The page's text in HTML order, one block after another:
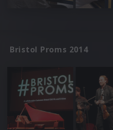
Bristol Proms 2014